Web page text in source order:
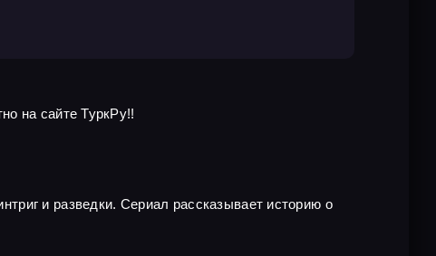
на сайте ТуркРу!!
и разведки. Сериал рассказывает историю о